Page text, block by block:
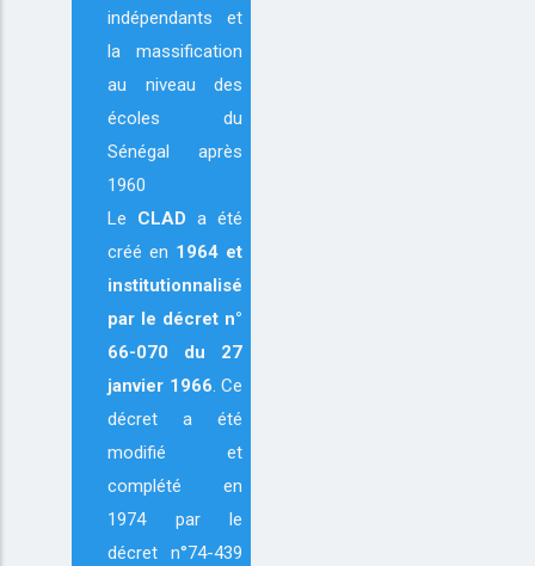
indépendants et
la massification
au niveau des
écoles du
Sénégal après
1960
Le CLAD a été
créé en 1964 et
institutionnalisé
par le décret n°
66-070 du 27
janvier 1966. Ce
décret a été
modifié et
complété en
1974 par le
décret n°74-439